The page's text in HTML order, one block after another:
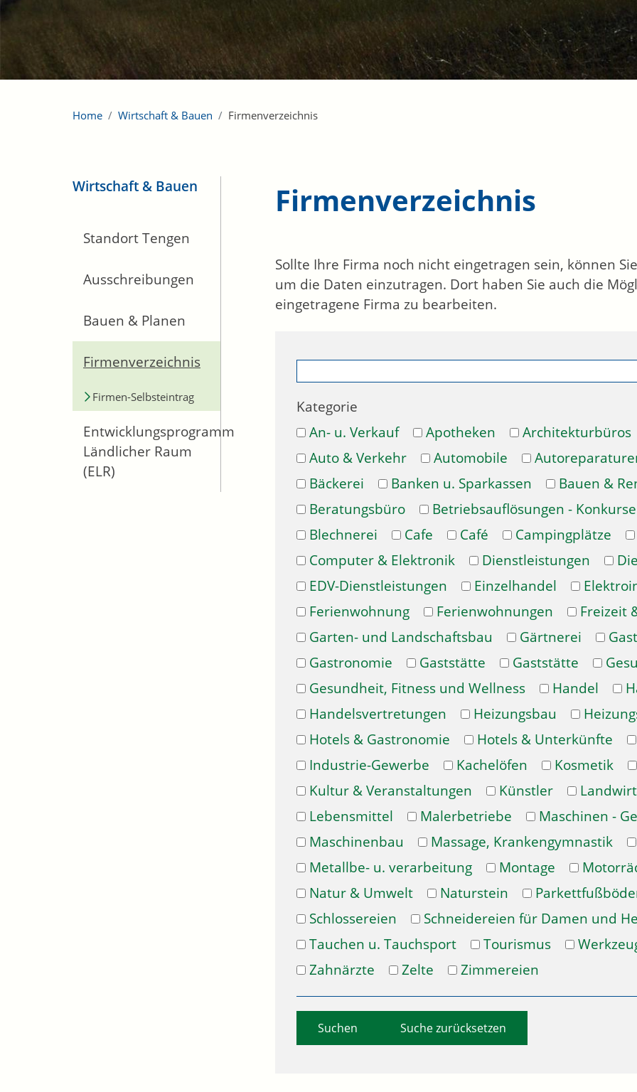
Home Wirtschaft & Bauen Firmenverzeichnis
Wirtschaft & Bauen
Standort Tengen
Ausschreibungen
Bauen & Planen
Firmenverzeichnis
Firmen-Selbsteintrag
Entwicklungsprogramm
Ländlicher Raum
(ELR)
Firmenverzeichnis
Sollte Ihre Firma noch nicht eingetragen sein, können
um die Daten einzutragen. Dort haben Sie auch die
eingetragene Firma zu bearbeiten.
Kategorie
An- u. Verkauf
Apotheken Architekturbüros
Auto & Verkehr
Automobile
Bäckerei
Banken u. Sparkassen Bauen &
Beratungsbüro
Betriebsauflösungen - Konkurse
Blechnerei
Cafe Café Campingplätze
Computer & Elektronik
Dienstleistungen
EDV-Dienstleistungen
Einzelhandel
Ferienwohnung
Ferienwohnungen Freizeit
Garten- und Landschaftsbau
Gärtnerei
Gastronomie
Gaststätte Gaststätte
Gesundheit, Fitness und Wellness
Handel
Handelsvertretungen
Heizungsbau
Hotels & Gastronomie
Hotels & Unterkünfte
Industrie-Gewerbe
Kachelöfen Kosmetik
Kultur & Veranstaltungen
Künstler
Lebensmittel
Malerbetriebe
Maschinen -
Maschinenbau
Massage, Krankengymnastik
Metallbe- u. verarbeitung
Montage
Natur & Umwelt
Naturstein
Schlossereien
Schneidereien für Damen und
Tauchen u. Tauchsport
Tourismus
Zahnärzte
Zelte Zimmereien
Suche zurücksetzen